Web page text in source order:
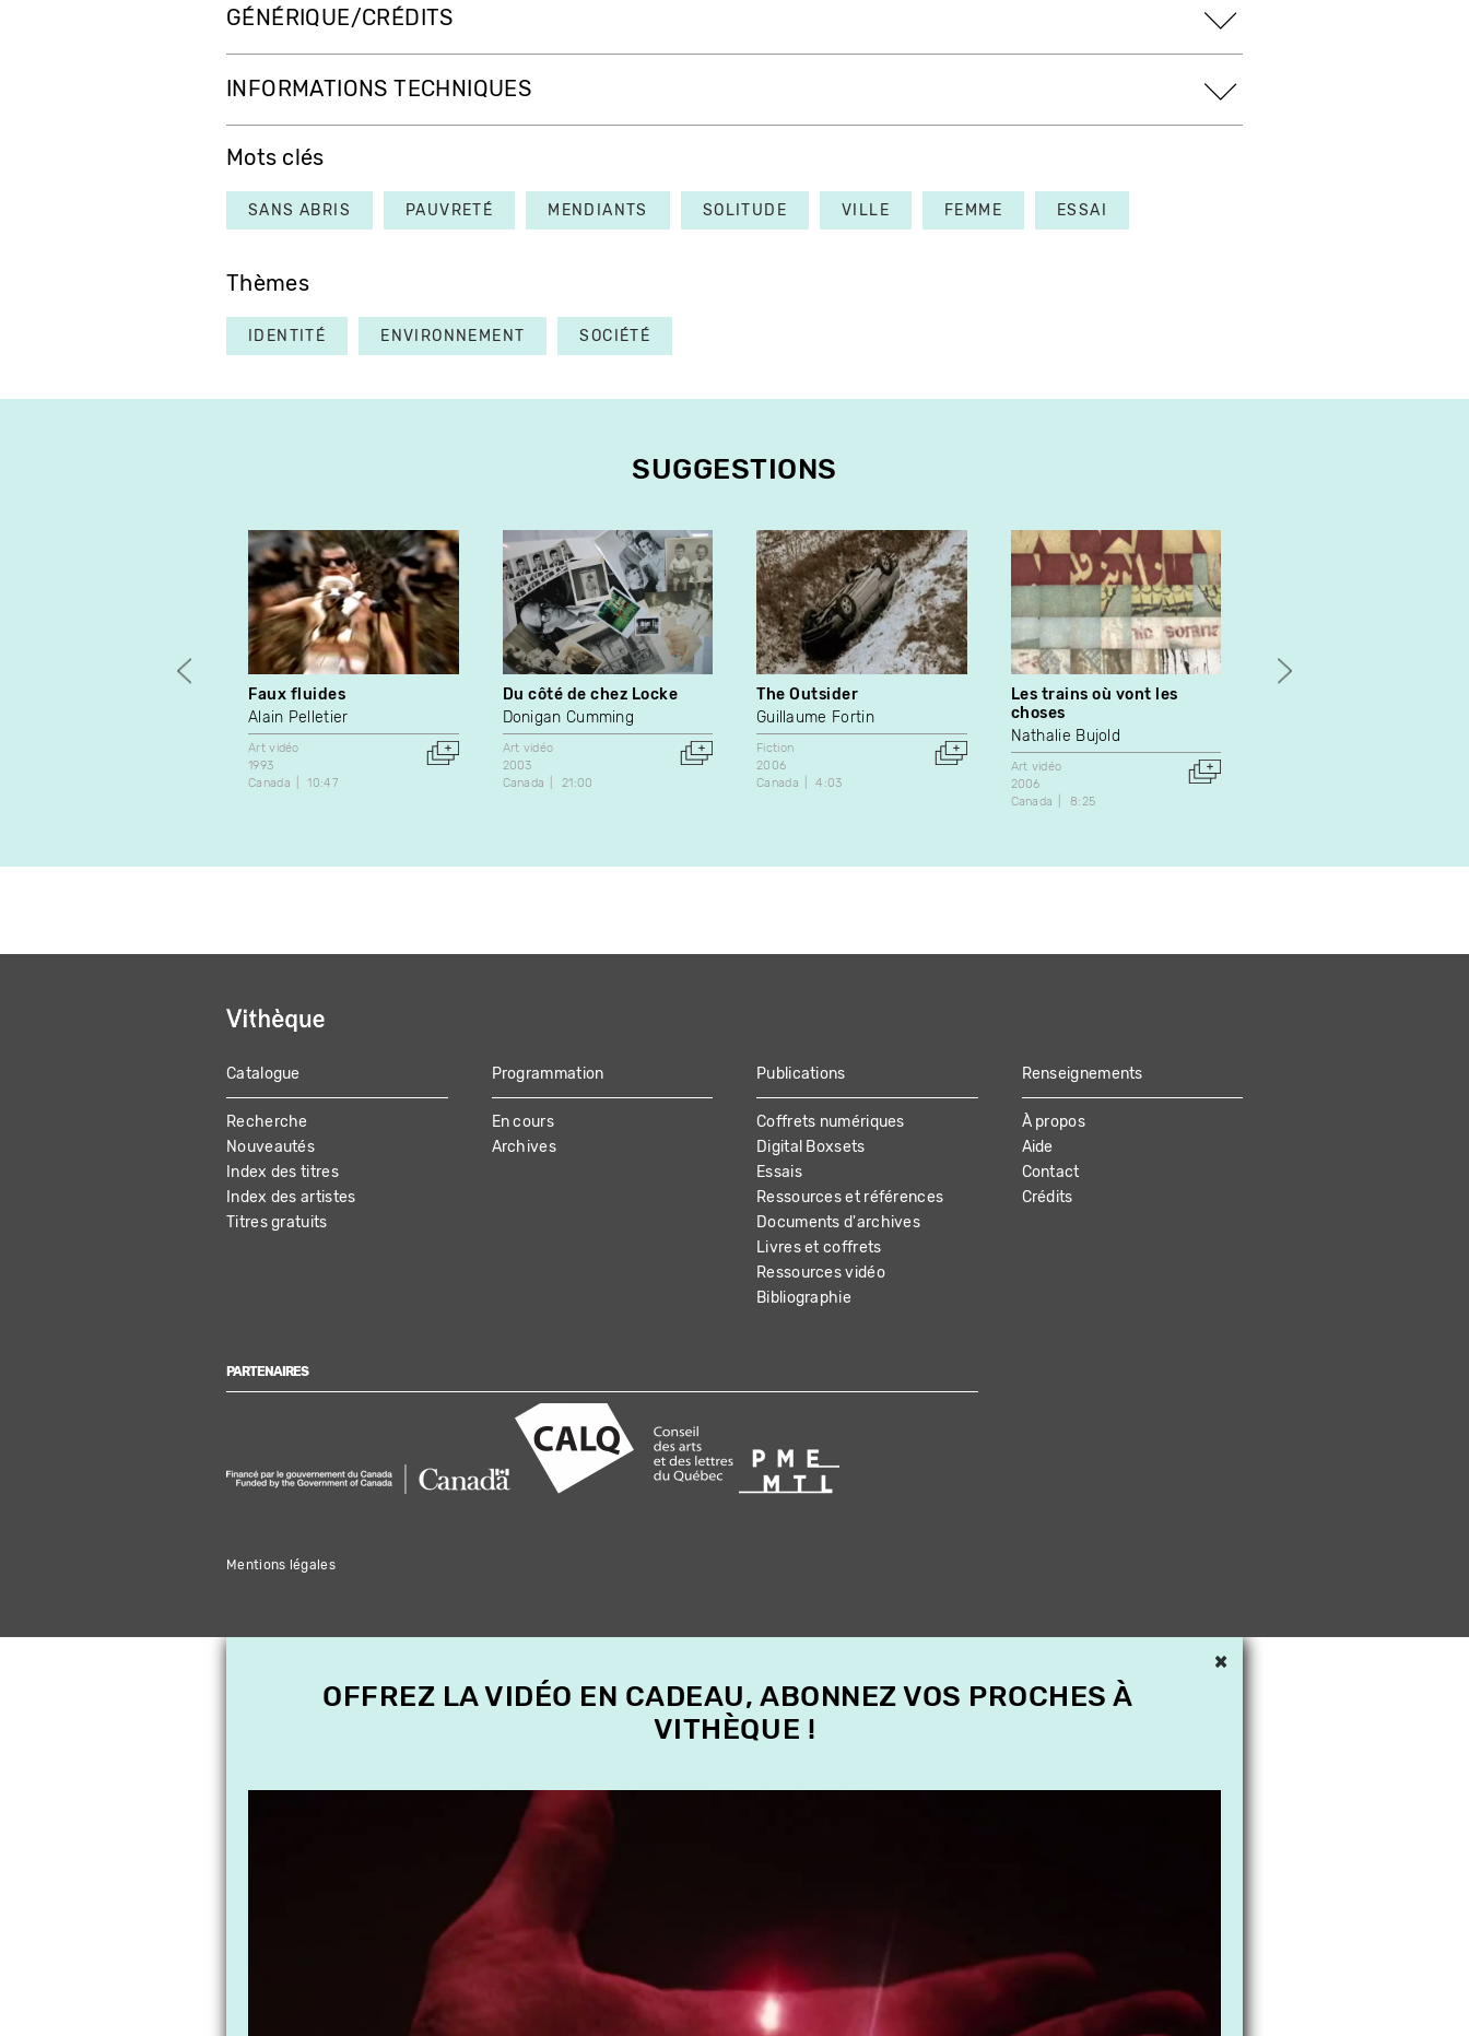
GÉNÉRIQUE/CRÉDITS
INFORMATIONS TECHNIQUES
Mots clés
SANS ABRIS PAUVRETÉ MENDIANTS SOLITUDE VILLE FEMME ESSAI
Thèmes
IDENTITÉ ENVIRONNEMENT SOCIÉTÉ
SUGGESTIONS
Faux fluides
Alain Pelletier
Art vidéo
1993
Canada
10:47
Du côté de chez Locke
Donigan Cumming
Art vidéo
2003
Canada
21:00
The Outsider
Guillaume Fortin
Fiction
2006
Canada
4:03
Les trains où vont les
choses
Nathalie Bujold
Art vidéo
2006
Canada
8:25
MAIN
NAVIGATION
Catalogue
Recherche
Nouveautés
Index des titres
Index des artistes
Titres gratuits
Programmation
En cours
Archives
Publications
Coffrets numériques
Digital Boxsets
Essais
Ressources et références
Documents d'archives
Livres et coffrets
Ressources vidéo
Bibliographie
Renseignements
À propos
Aide
Contact
Crédits
PARTENAIRES
Mentions légales
×
OFFREZ LA VIDÉO EN CADEAU, ABONNEZ VOS PROCHES À
VITHÈQUE !